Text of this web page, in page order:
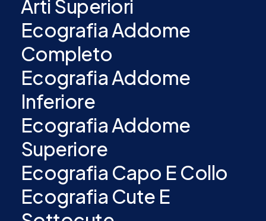
Arti Superiori
Ecografia Addome
Completo
Ecografia Addome
Inferiore
Ecografia Addome
Superiore
Ecografia Capo E Collo
Ecografia Cute E